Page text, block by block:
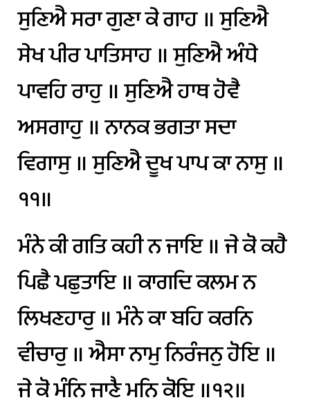
ਸੁਣਿਐਸਰਾਗੁਣਾਕੇਗਾਹ॥ਸੁਣਿਐ
ਸੇਖਪੀਰਪਾਤਿਸਾਹ॥ਸੁਣਿਐਅੰਧੇ
ਪਾਵਹਿਰਾਹੁ॥ਸੁਣਿਐਹਾਥਹੋਵੈ
ਅਸਗਾਹੁ॥ਨਾਨਕਭਗਤਾਸਦਾ
ਵਿਗਾਸੁ॥ਸੁਣਿਐਦੂਖਪਾਪਕਾਨਾਸੁ॥
੧੧॥
ਮੰਨੇਕੀਗਤਿਕਹੀਨਜਾਇ॥ਜੇਕੋਕਹੈ
ਪਿਛੈਪਛੁਤਾਇ॥ਕਾਗਦਿਕਲਮਨ
ਲਿਖਣਹਾਰੁ॥ਮੰਨੇਕਾਬਹਿਕਰਨਿ
ਵੀਚਾਰੁ॥ਐਸਾਨਾਮੁਨਿਰੰਜਨੁਹੋਇ॥
ਜੇਕੋਮੰਨਿਜਾਣੈਮਨਿਕੋਇ॥੧੨॥